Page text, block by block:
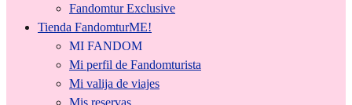
Fandomtur Exclusive
Tienda FandomturME!
MI FANDOM
Mi perfil de Fandomturista
Mi valija de viajes
Mis reservas